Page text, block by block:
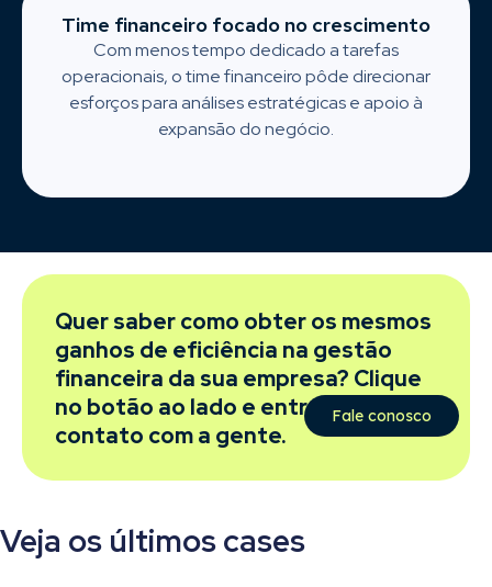
Time financeiro focado no crescimento
Com menos tempo dedicado a tarefas
operacionais, o time financeiro pôde direcionar
esforços para análises estratégicas e apoio à
expansão do negócio.
Quer saber como obter os mesmos
ganhos de eficiência na gestão
financeira da sua empresa? Clique
no botão ao lado e entre em
contato com a gente.
Fale conosco
Veja os últimos cases